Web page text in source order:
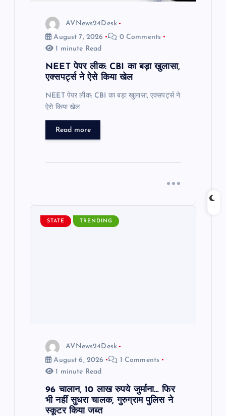
AVNews24Desk
August 7, 2026
0 Comments
1 minute Read
NEET पेपर लीक: CBI का बड़ा खुलासा,
एक्सपर्ट्स ने ऐसे किया खेल
NEET पेपर लीक: CBI का बड़ा खुलासा, एक्सपर्ट्स ने
ऐसे किया खेल
Read more
STATE TRENDING
AVNews24Desk
August 6, 2026
1 Comments
1 minute Read
96 चालान, 10 लाख रुपये जुर्माना… फिर
भी नहीं सुधरा चालक, गुरुग्राम पुलिस ने
स्कूटर किया जब्त